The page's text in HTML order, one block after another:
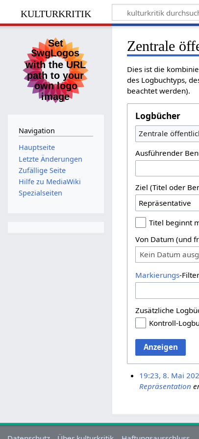
kulturkritik
Zentrale
Dies ist die
des Logbuchtyps,
beachtet werden).
Logbücher
Zentrale
Ausführender
Ziel (Titel oder
Titel beginnt
Von Datum (und
Kein Datum
Markierungs-
Zusätzliche
Kontroll-
Anzeigen
19:23, 8. Mai
Repräsentation
Navigation
Hauptseite
Letzte Änderungen
Zufällige Seite
Hilfe zu MediaWiki
Spezialseiten